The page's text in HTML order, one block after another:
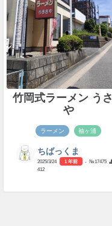
竹岡式ラーメン う
や
ラーメン 袖ヶ浦
ちばっくま
2025/3/24 1 年前
- №17475
412